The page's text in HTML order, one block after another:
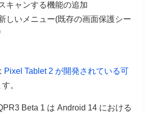
キャンする機能の追加
しいメニュー(既存の画面保護シー
Pixel Tablet 2 が開発されている可
。
Beta 1 は Android 14 における